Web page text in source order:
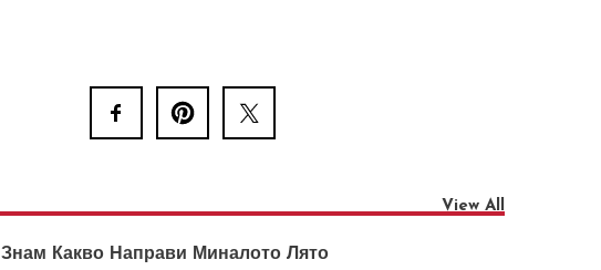
View All
Знам Какво Направи Миналото Лято